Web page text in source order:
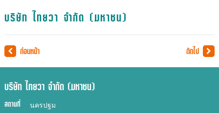
บริษัท ไทยวา จำกัด (มหาชน)
ก่อนหน้า ถัดไป
บริษัท ไทยวา จำกัด (มหาชน)
สถานที่ นครปฐม